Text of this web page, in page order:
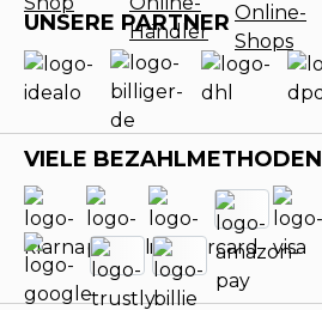
UNSERE PARTNER
VIELE BEZAHLMETHODEN